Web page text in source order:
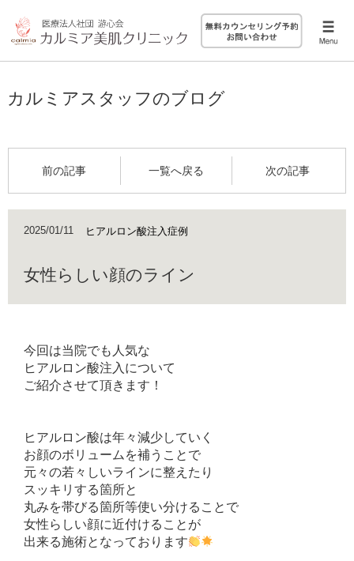
カルミアスタッフのブログ
前の記事 一覧へ戻る 次の記事
2025/01/11 ヒアルロン酸注入症例
女性らしい顔のライン
今回は当院でも人気な
ヒアルロン酸注入について
ご紹介させて頂きます！
ヒアルロン酸は年々減少していく
お顔のボリュームを補うことで
元々の若々しいラインに整えたり
スッキリする箇所と
丸みを帯びる箇所等使い分けることで
女性らしい顔に近付けることが
出来る施術となっております